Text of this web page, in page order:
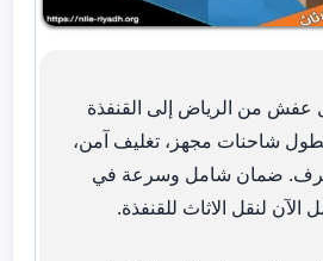
عفش من الرياض إلى القنفذة
أسطول شاحنات مجهز، تغليف آمن،
ضمان شامل وسرعة في
الآن لنقل الاثاث للقنفذة.